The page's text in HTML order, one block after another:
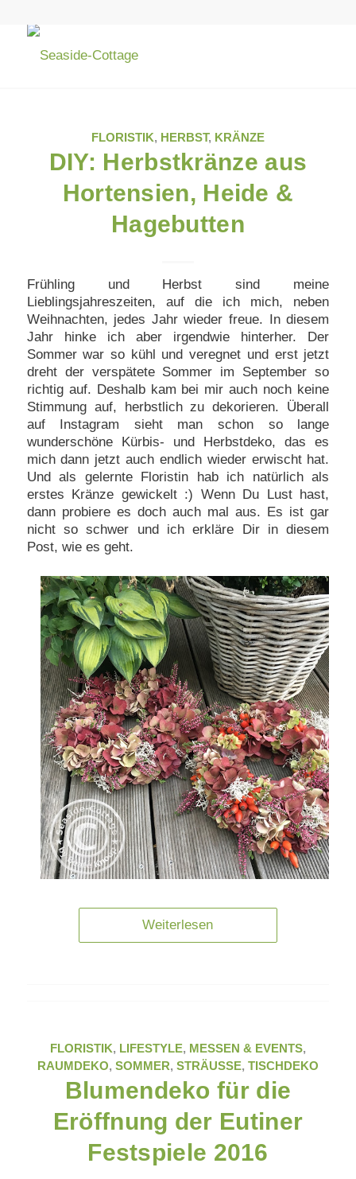
FLORISTIK, HERBST, KRÄNZE
DIY: Herbstkränze aus
Hortensien, Heide &
Hagebutten
Frühling und Herbst sind meine
Lieblingsjahreszeiten, auf die ich mich, neben
Weihnachten, jedes Jahr wieder freue. In diesem
Jahr hinke ich aber irgendwie hinterher. Der
Sommer war so kühl und veregnet und erst jetzt
dreht der verspätete Sommer im September so
richtig auf. Deshalb kam bei mir auch noch keine
Stimmung auf, herbstlich zu dekorieren. Überall
auf Instagram sieht man schon so lange
wunderschöne Kürbis- und Herbstdeko, das es
mich dann jetzt auch endlich wieder erwischt hat.
Und als gelernte Floristin hab ich natürlich als
erstes Kränze gewickelt :) Wenn Du Lust hast,
dann probiere es doch auch mal aus. Es ist gar
nicht so schwer und ich erkläre Dir in diesem
Post, wie es geht.
Weiterlesen
FLORISTIK, LIFESTYLE, MESSEN & EVENTS,
RAUMDEKO, SOMMER, STRÄUSSE , TISCHDEKO
Blumendeko für die
Eröffnung der Eutiner
Festspiele 2016